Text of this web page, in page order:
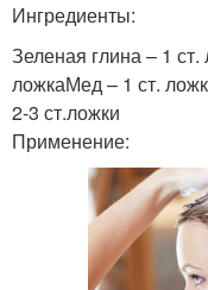
Ингредиенты:
Зеленая глина – 1
ложкаМед – 1 ст.
2-3 ст.ложки
Применение: